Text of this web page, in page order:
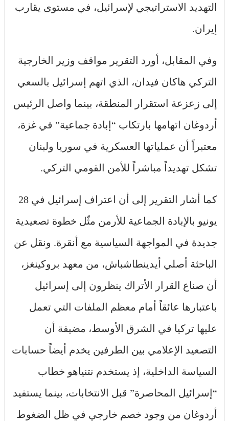
التهديد الاستراتيجي لإسرائيل، في مستوى يقارب
إيران.
وفي المقابل، أورد التقرير مواقف وزير الخارجية
التركي هاكان فيدان، الذي اتهم إسرائيل بالسعي
إلى زعزعة استقرار المنطقة، بينما واصل الرئيس
أردوغان اتهامها بارتكاب “إبادة جماعية” في غزة،
معتبراً أن عملياتها العسكرية في سوريا ولبنان
تشكل تهديداً مباشراً للأمن القومي التركي.
كما أشار التقرير إلى أن اعتراف إسرائيل في 28
يونيو بالإبادة الجماعية للأرمن مثّل خطوة تصعيدية
جديدة في المواجهة السياسية مع أنقرة. ونقل عن
الباحثة أصلي أيدينطاشباش، من معهد بروكينغز،
أن صناع القرار الأتراك ينظرون إلى إسرائيل
باعتبارها عائقاً أمام معظم الملفات التي تعمل
عليها تركيا في الشرق الأوسط، مضيفة أن
التصعيد الإعلامي بين الطرفين يخدم أيضاً حسابات
السياسة الداخلية، إذ يستخدم نتنياهو خطاب
“إسرائيل المحاصرة” قبل الانتخابات، بينما يستفيد
أردوغان من وجود خصم خارجي في ظل الضغوط